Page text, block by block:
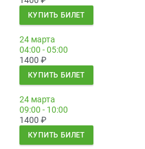
КУПИТЬ БИЛЕТ
24 марта
04:00 - 05:00
1400 ₽
КУПИТЬ БИЛЕТ
24 марта
09:00 - 10:00
1400 ₽
КУПИТЬ БИЛЕТ